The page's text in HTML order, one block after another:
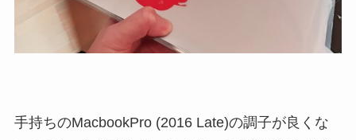
手持ちのMacbookPro (2016 Late)の調子が良くな